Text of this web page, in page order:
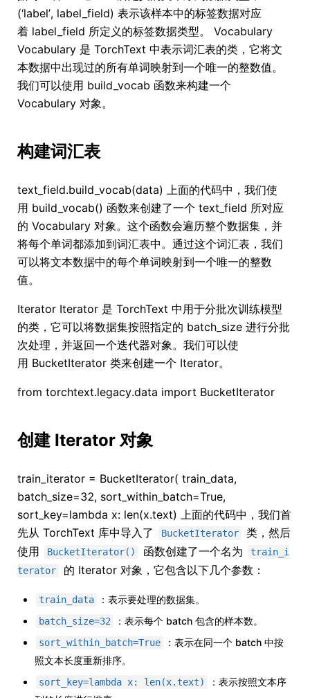
(‘label’, label_field) 表示该样本中的标签数据对应
着 label_field 所定义的标签数据类型。 Vocabulary
Vocabulary 是 TorchText 中表示词汇表的类，它将文
本数据中出现过的所有单词映射到一个唯一的整数值。
我们可以使用 build_vocab 函数来构建一个
Vocabulary 对象。
构建词汇表
text_field.build_vocab(data) 上面的代码中，我们使
用 build_vocab() 函数来创建了一个 text_field 所对应
的 Vocabulary 对象。这个函数会遍历整个数据集，并
将每个单词都添加到词汇表中。通过这个词汇表，我们
可以将文本数据中的每个单词映射到一个唯一的整数
值。
Iterator Iterator 是 TorchText 中用于分批次训练模型
的类，它可以将数据集按照指定的 batch_size 进行分批
次处理，并返回一个迭代器对象。我们可以使
用 BucketIterator 类来创建一个 Iterator。
from torchtext.legacy.data import BucketIterator
创建 Iterator 对象
train_iterator = BucketIterator( train_data,
batch_size=32, sort_within_batch=True,
sort_key=lambda x: len(x.text) 上面的代码中，我们首
先从 TorchText 库中导入了
BucketIterator
类，然后
使用
BucketIterator() 函数创建了一个名为
train_i
terator
的 Iterator 对象，它包含以下几个参数：
train_data ：表示要处理的数据集。
batch_size=32 ：表示每个 batch 包含的样本数。
sort_within_batch=True
：表示在同一个 batch 中按
照文本长度重新排序。
sort_key=lambda x: len(x.text)
：表示按照文本序